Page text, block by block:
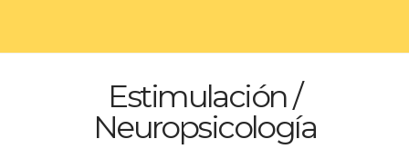
Estimulación /
Neuropsicología